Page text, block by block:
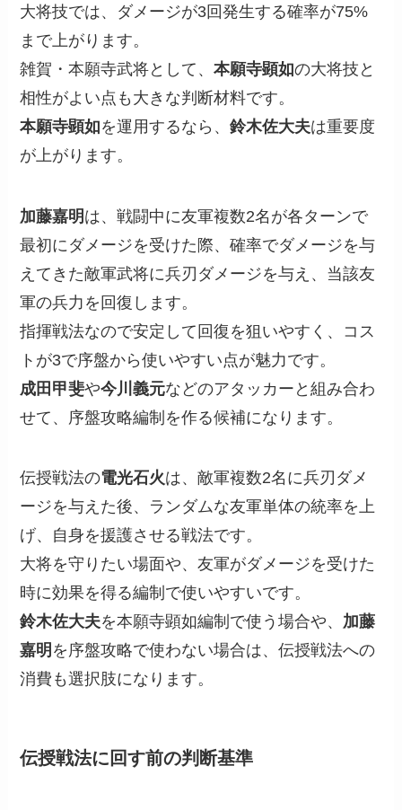
大将技では、ダメージが3回発生する確率が75%
まで上がります。
雑賀・本願寺武将として、本願寺顕如の大将技と
相性がよい点も大きな判断材料です。
本願寺顕如を運用するなら、鈴木佐大夫は重要度
が上がります。
加藤嘉明 は、戦闘中に友軍複数2名が各ターンで
最初にダメージを受けた際、確率でダメージを与
えてきた敵軍武将に兵刃ダメージを与え、当該友
軍の兵力を回復します。
指揮戦法なので安定して回復を狙いやすく、コス
トが3で序盤から使いやすい点が魅力です。
成田甲斐や今川義元などのアタッカーと組み合わ
せて、序盤攻略編制を作る候補になります。
伝授戦法の電光石火は、敵軍複数2名に兵刃ダメ
ージを与えた後、ランダムな友軍単体の統率を上
げ、自身を援護させる戦法です。
大将を守りたい場面や、友軍がダメージを受けた
時に効果を得る編制で使いやすいです。
鈴木佐大夫を本願寺顕如編制で使う場合や、 加藤
嘉明 を序盤攻略で使わない場合は、伝授戦法への
消費も選択肢になります。
伝授戦法に回す前の判断基準